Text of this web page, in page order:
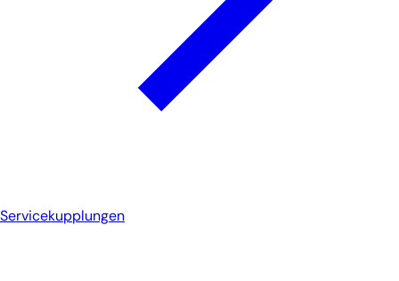
Servicekupplungen